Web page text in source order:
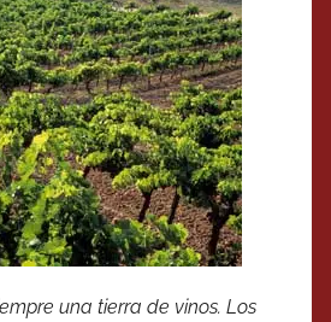
una tierra de vinos. Los